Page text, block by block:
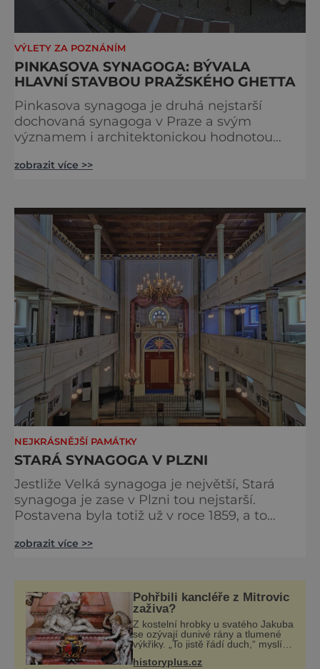
VÝLETY ZA POZNÁNÍM
PINKASOVA SYNAGOGA: BÝVALA
HLAVNÍ STAVBOU PRAŽSKÉHO GHETTA
Pinkasova synagoga je druhá nejstarší
dochovaná synagoga v Praze a svým
významem i architektonickou hodnotou
stavbu pražského ghetta. Jako vzácná
mučedníka Šeloma Molcha, upáleného
v Mantově roku 1532. Do své původní podoby
byla synagoga obnovena v letech 1950–54.
Památní
zobrazit více >>
NEJKRÁSNĚJŠÍ PAMÁTKY
STARÁ SYNAGOGA V PLZNI
Jestliže Velká synagoga je největší, Stará
synagoga je zase v Plzni tou nejstarší.
Postavena byla totiž už v roce 1859, a to
něco přes dvě stě metrů, ale Starou
Jedinečná je například unikátním dřevěným
kazetovým stropem nebo dvěma nad sebou
umístěnými ženskými galer
zobrazit více >>
Pohřbili kancléře z Mitrovic
zaživa?
Z kostelní hrobky u svatého Jakuba
se ozývají dunivé rány a tlumené
výkřiky. „To jistě řádí duch,“ myslí si
grošů by se nikdo neodvážil
historyplus.cz